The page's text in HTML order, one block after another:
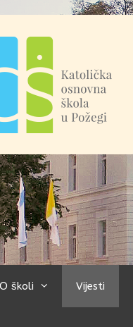
O školi Vijesti